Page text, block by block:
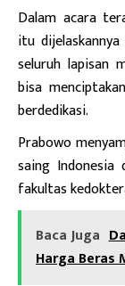
Dalam acara
itu
seluruh lapisan
bisa
berdedikasi.
Prabowo
saing Indonesia
fakultas
Baca Juga
Harga Beras